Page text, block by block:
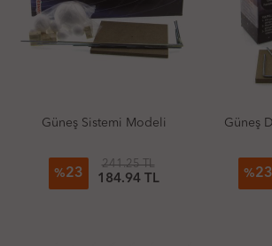
Güneş Sistemi Modeli
%23
241.25 TL
184.94 TL
Güneş
%23